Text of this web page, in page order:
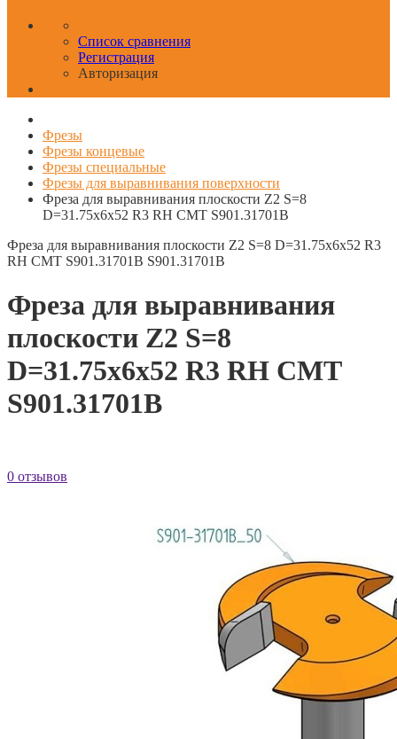
Список сравнения
Регистрация
Авторизация
Фрезы
Фрезы концевые
Фрезы специальные
Фрезы для выравнивания поверхности
Фреза для выравнивания плоскости Z2 S=8
D=31.75x6x52 R3 RH CMT S901.31701B
Фреза для выравнивания плоскости Z2 S=8 D=31.75x6x52 R3
RH CMT S901.31701B S901.31701B
Фреза для выравнивания
плоскости Z2 S=8
D=31.75x6x52 R3 RH CMT
S901.31701B
0 отзывов